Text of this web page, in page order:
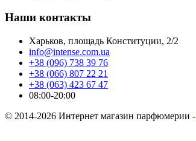
Наши контакты
Харьков, площадь Конституции, 2/2
info@intense.com.ua
+38 (096) 738 39 76
+38 (066) 807 22 21
+38 (063) 423 67 47
08:00-20:00
© 2014-2026 Интернет магазин парфюмерии -